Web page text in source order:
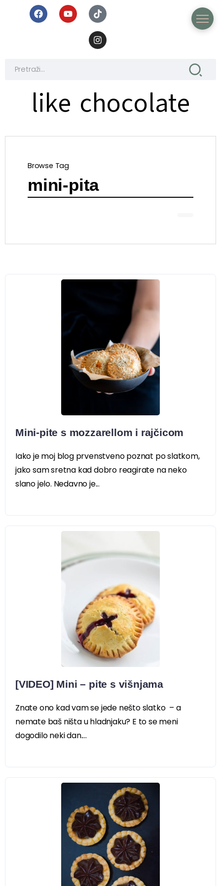
like chocolate
Browse Tag
mini-pita
Mini-pite s mozzarellom i rajčicom
Iako je moj blog prvenstveno poznat po slatkom,
jako sam sretna kad dobro reagirate na neko
slano jelo. Nedavno je...
[VIDEO] Mini – pite s višnjama
Znate ono kad vam se jede nešto slatko – a
nemate baš ništa u hladnjaku? E to se meni
dogodilo neki dan....